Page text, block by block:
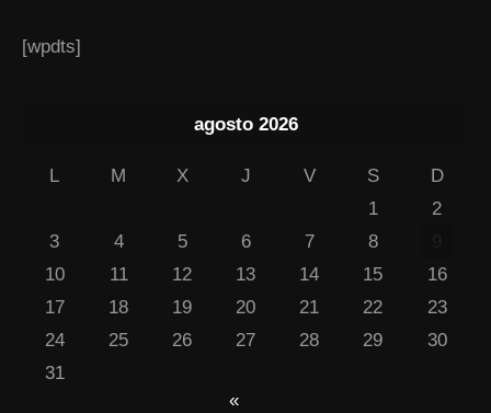
[wpdts]
agosto 2026
L M X J V S
D
1
2
3
4 5 6 7 8
10
11 12 13 14 15
16
17
18 19 20 21 22
23
24
25 26 27 28 29
30
31
«